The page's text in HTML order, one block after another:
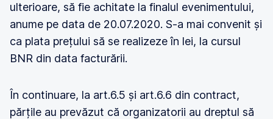
ulterioare, să fie achitate la finalul evenimentului,
anume pe data de 20.07.2020. S-a mai convenit și
ca plata prețului să se realizeze în lei, la cursul
BNR din data facturării.
În continuare, la art.6.5 și art.6.6 din contract,
părțile au prevăzut că organizatorii au dreptul să